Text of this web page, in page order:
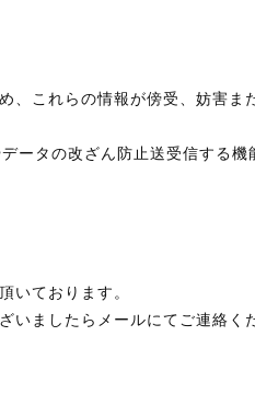
、これらの情報が傍受、妨害
ータの改ざん防止送受信する
いております。
いましたらメールにてご連絡く